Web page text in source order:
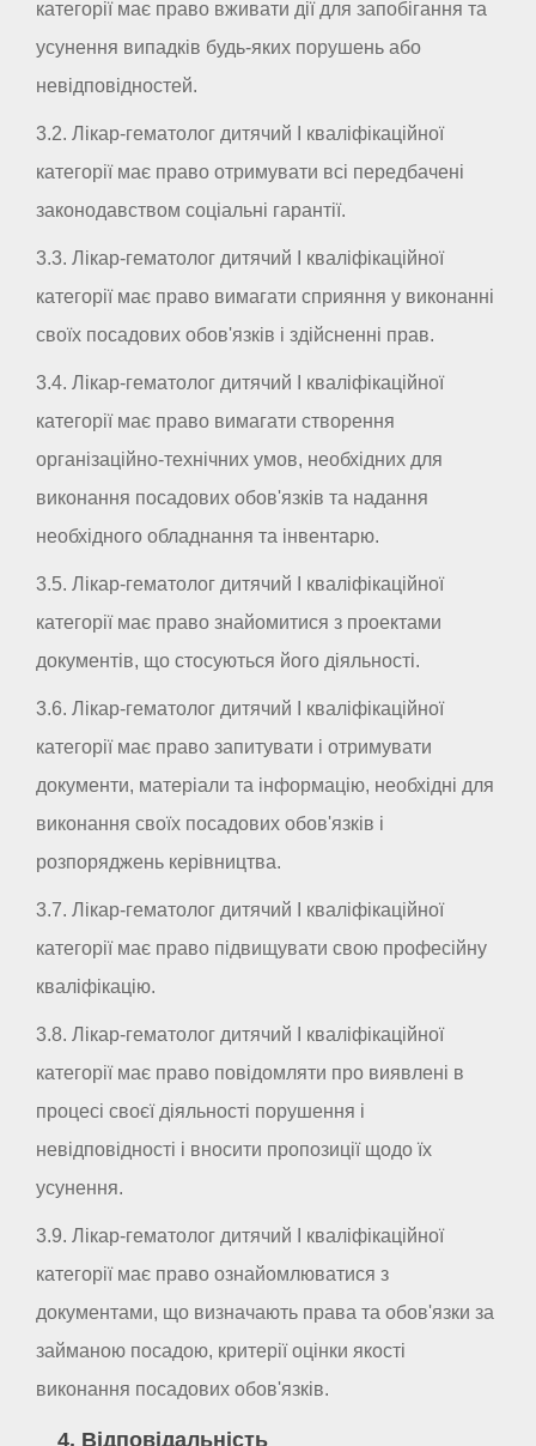
категорії має право вживати дії для запобігання та
усунення випадків будь-яких порушень або
невідповідностей.
3.2. Лікар-гематолог дитячий I кваліфікаційної
категорії має право отримувати всі передбачені
законодавством соціальні гарантії.
3.3. Лікар-гематолог дитячий I кваліфікаційної
категорії має право вимагати сприяння у виконанні
своїх посадових обов'язків і здійсненні прав.
3.4. Лікар-гематолог дитячий I кваліфікаційної
категорії має право вимагати створення
організаційно-технічних умов, необхідних для
виконання посадових обов'язків та надання
необхідного обладнання та інвентарю.
3.5. Лікар-гематолог дитячий I кваліфікаційної
категорії має право знайомитися з проектами
документів, що стосуються його діяльності.
3.6. Лікар-гематолог дитячий I кваліфікаційної
категорії має право запитувати і отримувати
документи, матеріали та інформацію, необхідні для
виконання своїх посадових обов'язків і
розпоряджень керівництва.
3.7. Лікар-гематолог дитячий I кваліфікаційної
категорії має право підвищувати свою професійну
кваліфікацію.
3.8. Лікар-гематолог дитячий I кваліфікаційної
категорії має право повідомляти про виявлені в
процесі своєї діяльності порушення і
невідповідності і вносити пропозиції щодо їх
усунення.
3.9. Лікар-гематолог дитячий I кваліфікаційної
категорії має право ознайомлюватися з
документами, що визначають права та обов'язки за
займаною посадою, критерії оцінки якості
виконання посадових обов'язків.
4. Відповідальність